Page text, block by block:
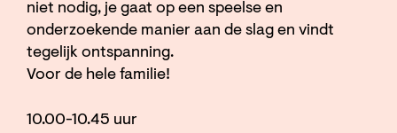
niet nodig, je gaat op een speelse en
onderzoekende manier aan de slag en vindt
tegelijk ontspanning.
Voor de hele familie!
10.00-10.45 uur